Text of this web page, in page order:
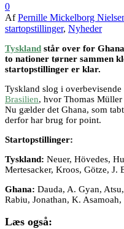
0
AfPernille Mickelborg
startopstillinger, Nyheder
Tyskland står over for
to nationer tørner sammen
startopstillinger er klar.
Tyskland slog i overbevisende
Brasilien, hvor Thomas Müller
Nu gælder det Ghana, som
derfor har brug for point.
Startopstillinger:
Tyskland: Neuer, Hövedes,
Mertesacker, Kroos, Götze, J.
Ghana: Dauda, A. Gyan,
Rabiu, Jonathan, K.
Læs også: